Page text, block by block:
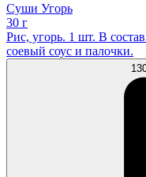
Суши Угорь
30 г
Рис, угорь. 1 шт. В
соевый соус и палочки.